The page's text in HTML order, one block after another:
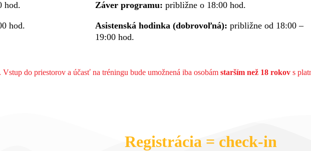
hod.
hod.
Záver programu: približne o 18:00 hod.
Asistenská hodinka (dobrovoľná): približne od 18:00 –
19:00 hod.
do priestorov a účasť na tréningu bude umožnená iba osobám starším než 18 rokov s
Registrácia = check-in